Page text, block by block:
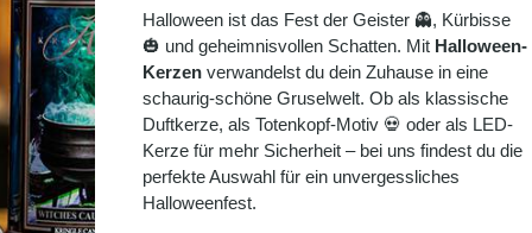
Halloween ist das Fest der Geister 👻, Kürbisse
🎃 und geheimnisvollen Schatten. Mit Halloween-
Kerzen verwandelst du dein Zuhause in eine
schaurig-schöne Gruselwelt. Ob als klassische
Duftkerze, als Totenkopf-Motiv 💀 oder als LED-
Kerze für mehr Sicherheit – bei uns findest du die
perfekte Auswahl für ein unvergessliches
Halloweenfest.